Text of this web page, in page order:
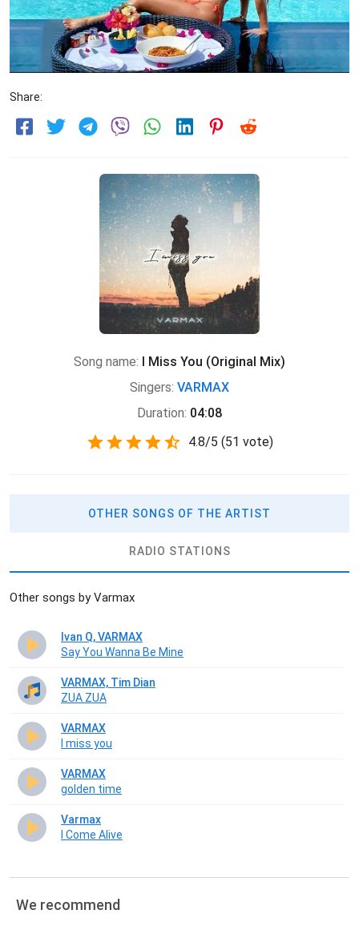
Share:
Song name: I Miss You (Original Mix)
Singers: VARMAX
Duration: 04:08
4.8/5 (51 vote)
OTHER SONGS OF THE ARTIST
RADIO STATIONS
Other songs by Varmax
Ivan Q, VARMAX
Say You Wanna Be Mine
​​​​​​​VARMAX, Tim Dian
ZUA ZUA
VARMAX
I miss you
VARMAX
golden time
Varmax
I Come Alive
We recommend